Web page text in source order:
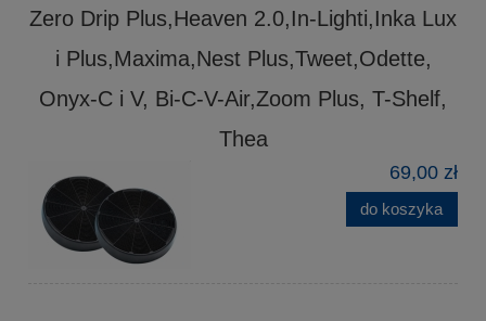
Zero Drip Plus,Heaven 2.0,In-Lighti,Inka Lux
i Plus,Maxima,Nest Plus,Tweet,Odette,
Onyx-C i V, Bi-C-V-Air,Zoom Plus, T-Shelf,
Thea
69,00 zł
do koszyka